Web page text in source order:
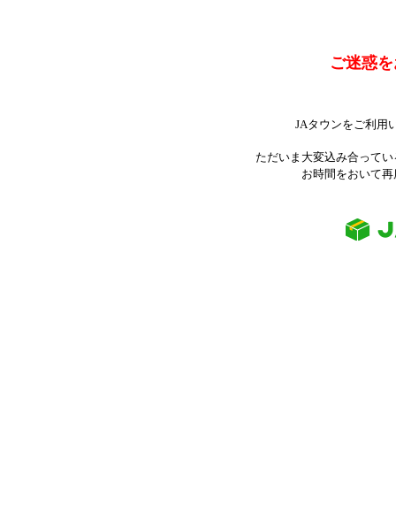
ご迷惑
JAタウンをご利用
ただいま大変込み合って
お時間をおいて